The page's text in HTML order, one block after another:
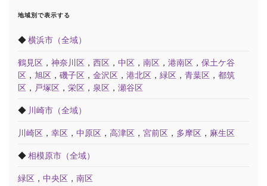
地域別で表示する
◆横浜市（全域）
鶴見区 ， 神奈川区 ， 西区 ， 中区 ， 南区 ， 港南区 ， 保土ケ谷
区 ， 旭区 ， 磯子区 ， 金沢区 ， 港北区 ， 緑区 ， 青葉区 ， 都筑
区 ， 戸塚区 ， 栄区 ， 泉区 ， 瀬谷区
◆ 川崎市（全域）
川崎区 ， 幸区 ， 中原区 ， 高津区 ， 宮前区 ， 多摩区 ， 麻生区
◆相模原市（全域）
緑区 ， 中央区 ， 南区